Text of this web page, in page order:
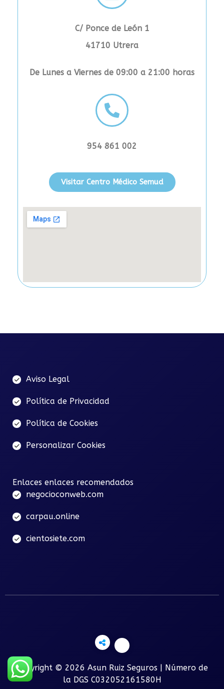
C/ Ponce de León 1
41710 Utrera
De Lunes a Viernes de 09:00 a 21:00 horas
954 861 002
Visitar Centro Médico Semud
Aviso Legal
Política de Privacidad
Política de Cookies
Personalizar Cookies
Enlaces enlaces recomendados
negocioconweb.com
carpau.online
cientosiete.com
Copyright © 2026 Asun Ruiz Seguros | Número de
la DGS C032052161580H